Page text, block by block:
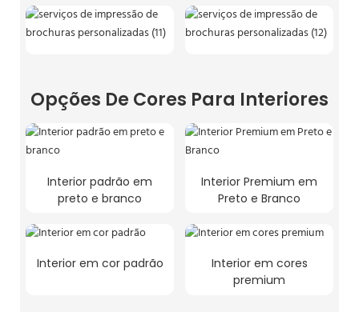
Opções De Cores Para Interiores
Interior padrão em
preto e branco
Interior Premium em
Preto e Branco
Interior em cor padrão
Interior em cores
premium